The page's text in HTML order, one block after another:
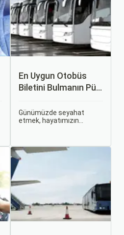
En Uygun Otobüs
Biletini Bulmanın Püf
Sorgulamax.com
İpuçları
Günümüzde seyahat
etmek, hayatımızın
seyahat etmek için çeşitli
ulaşım seçenekleri